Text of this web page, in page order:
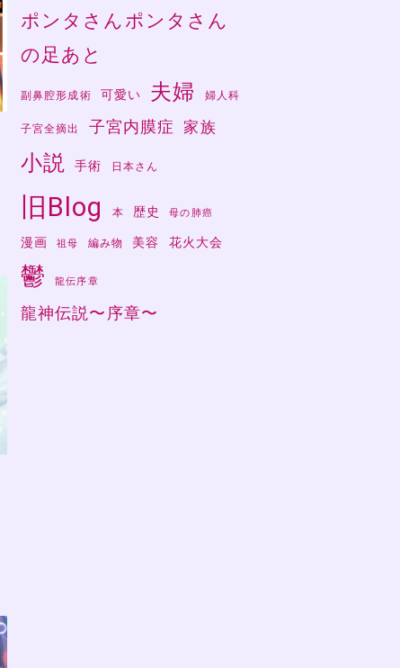
ポンタさんポンタさん
の足あと
副鼻腔形成術 可愛い 夫婦 婦人科
子宮全摘出 子宮内膜症 家族
小説 手術 日本さん
旧Blog 本 歴史 母の肺癌
漫画 祖母 編み物 美容 花火大会
鬱 龍伝序章
龍神伝説〜序章〜